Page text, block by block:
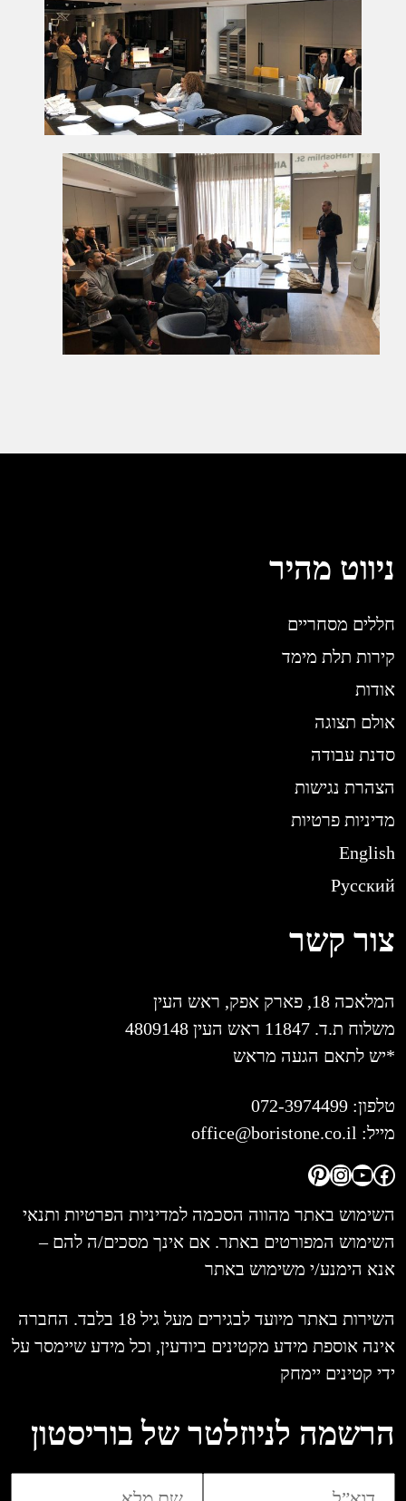
ניווט מהיר
חללים מסחריים
קירות תלת מימד
אודות
אולם תצוגה
סדנת עבודה
הצהרת נגישות
מדיניות פרטיות
English
Русский
צור קשר
המלאכה 18, פארק אפק, ראש העין
משלוח ת.ד. 11847 ראש העין 4809148
*יש לתאם הגעה מראש
טלפון: 072-3974499
מייל: office@boristone.co.il
Facebook
YouTube
Instagram
Pinterest
השימוש באתר מהווה הסכמה למדיניות הפרטיות ותנאי
השימוש המפורטים באתר. אם אינך מסכים/ה להם –
אנא הימנע/י משימוש באתר
השירות באתר מיועד לבגירים מעל גיל 18 בלבד. החברה
אינה אוספת מידע מקטינים ביודעין, וכל מידע שיימסר על
ידי קטינים יימחק
הרשמה לניוזלטר של בוריסטון